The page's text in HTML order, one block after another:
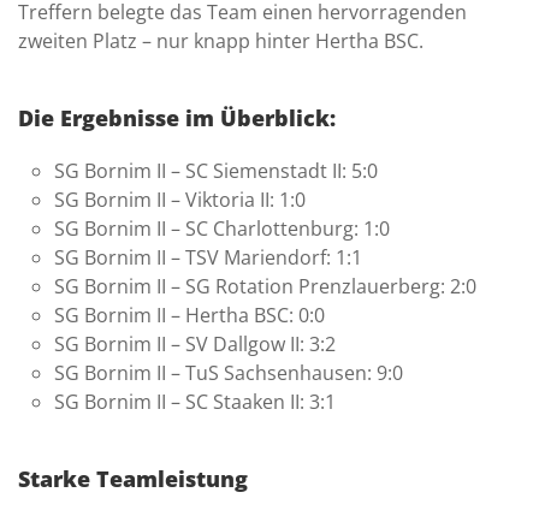
Treffern belegte das Team einen hervorragenden
zweiten Platz – nur knapp hinter Hertha BSC.
Die Ergebnisse im Überblick:
SG Bornim II – SC Siemenstadt II: 5:0
SG Bornim II – Viktoria II: 1:0
SG Bornim II – SC Charlottenburg: 1:0
SG Bornim II – TSV Mariendorf: 1:1
SG Bornim II – SG Rotation Prenzlauerberg: 2:0
SG Bornim II – Hertha BSC: 0:0
SG Bornim II – SV Dallgow II: 3:2
SG Bornim II – TuS Sachsenhausen: 9:0
SG Bornim II – SC Staaken II: 3:1
Starke Teamleistung